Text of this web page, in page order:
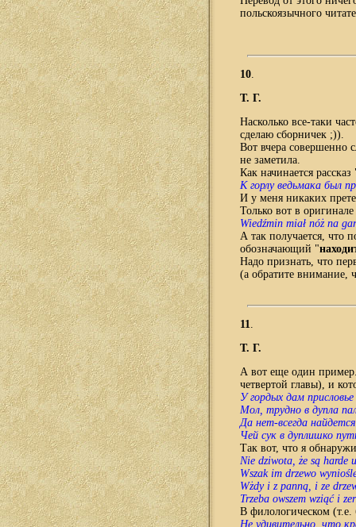
польскоязычного
10.
Т. Г.
Насколько все-таки
сделаю сборничек ;)).
Вот вчера совершенно
не заметила.
Как начинается
К горлу ведьмака был
И у меня никаких
Только вот в
Wiedźmin miał nóż na
А так получается, что
обозначающий "
Надо признать, что
(а обратите внимание,
11.
Т. Г.
А вот еще один
четвертой главы), и
У гордых дам
Мол, трудно в дупла
Да нет-всегда
Чей сук в дуплишко
Так вот, что я
Nie dziwota, że są harde
Wszak im drzewo
Wżdy i z panną, i ze
Trzeba owszem wziąć i zer
В филологическом (т.е.
Не удивительно, что